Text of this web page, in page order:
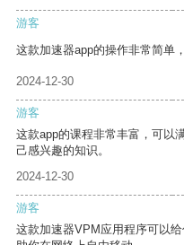
游客
这款加速器app的操作非常简单
2024-12-30
游客
这款app的课程非常丰富，可以
己感兴趣的知识。
2024-12-30
游客
这款加速器VPM应用程序可以